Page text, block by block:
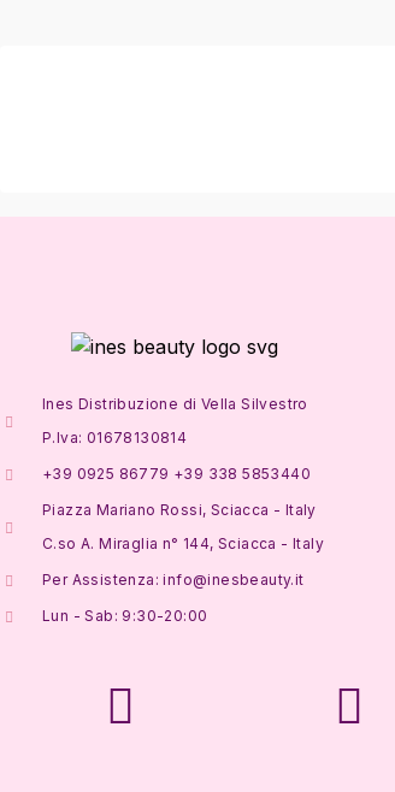
Ines Distribuzione di Vella Silvestro
P.Iva: 01678130814
+39 0925 86779 +39 338 5853440
Piazza Mariano Rossi, Sciacca - Italy
C.so A. Miraglia n° 144, Sciacca - Italy
Per Assistenza: info@inesbeauty.it
Lun - Sab: 9:30-20:00